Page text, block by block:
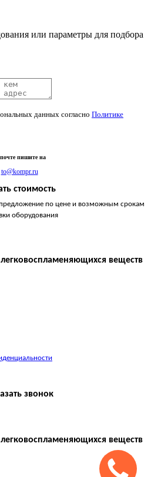
или параметры для подбора
данных согласно Политике
пишите на
to@kompr.ru
стоимость
по цене и возможным срокам
оборудования
веществ
звонок
веществ